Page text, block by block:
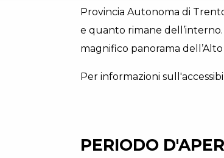
Provincia Autonoma di
e quanto rimane
magnifico panorama dell’Alto
Per informazioni
PERIODO